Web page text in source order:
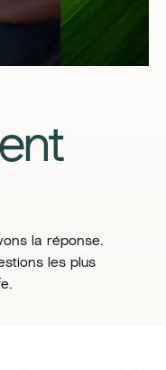
la réponse.
les plus